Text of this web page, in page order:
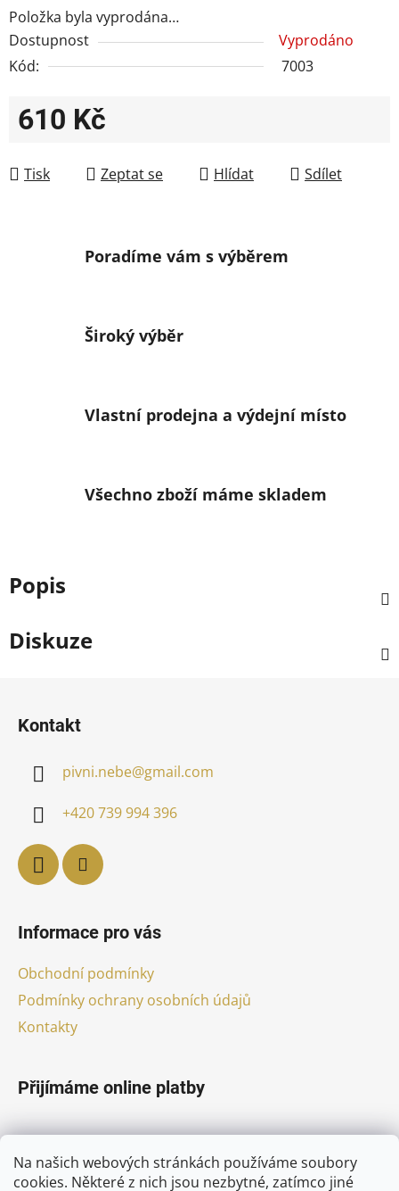
Na našich webových stránkách používáme soubory
cookies. Některé z nich jsou nezbytné, zatímco jiné
Položka byla vyprodána…
Dostupnost
Vyprodáno
Kód:
7003
610 Kč
Tisk
Zeptat se Hlídat Sdílet
Poradíme vám s výběrem
Široký výběr
Vlastní prodejna a výdejní místo
Všechno zboží máme skladem
Popis
Diskuze
Kontakt
pivni.nebe@gmail.com
+420 739 994 396
Informace pro vás
Obchodní podmínky
Podmínky ochrany osobních údajů
Kontakty
Přijímáme online platby